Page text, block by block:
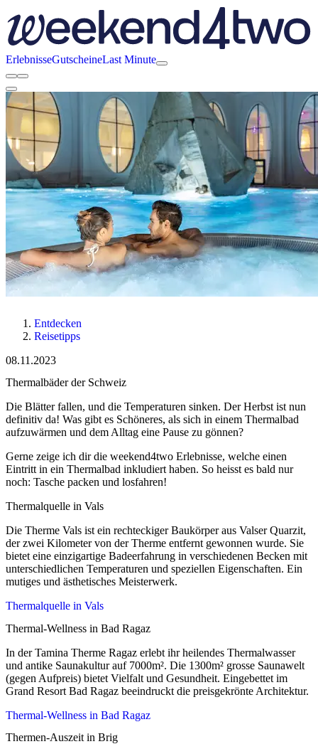
ErlebnisseGutscheineLast Minute
Entdecken
Reisetipps
08.11.2023
Thermalbäder der Schweiz
Die Blätter fallen, und die Temperaturen sinken. Der Herbst ist nun
definitiv da! Was gibt es Schöneres, als sich in einem Thermalbad
aufzuwärmen und dem Alltag eine Pause zu gönnen?
Gerne zeige ich dir die weekend4two Erlebnisse, welche einen
Eintritt in ein Thermalbad inkludiert haben. So heisst es bald nur
noch: Tasche packen und losfahren!
Thermalquelle in Vals
Die Therme Vals ist ein rechteckiger Baukörper aus Valser Quarzit,
der zwei Kilometer von der Therme entfernt gewonnen wurde. Sie
bietet eine einzigartige Badeerfahrung in verschiedenen Becken mit
unterschiedlichen Temperaturen und speziellen Eigenschaften. Ein
mutiges und ästhetisches Meisterwerk.
Thermalquelle in Vals
Thermal-Wellness in Bad Ragaz
In der Tamina Therme Ragaz erlebt ihr heilendes Thermalwasser
und antike Saunakultur auf 7000m². Die 1300m² grosse Saunawelt
(gegen Aufpreis) bietet Vielfalt und Gesundheit. Eingebettet im
Grand Resort Bad Ragaz beeindruckt die preisgekrönte Architektur.
Thermal-Wellness in Bad Ragaz
Thermen-Auszeit in Brig